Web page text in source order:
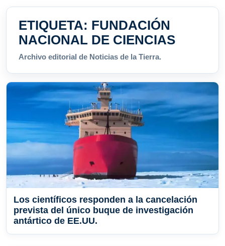
ETIQUETA: FUNDACIÓN
NACIONAL DE CIENCIAS
Archivo editorial de Noticias de la Tierra.
Los científicos responden a la cancelación
prevista del único buque de investigación
antártico de EE.UU.